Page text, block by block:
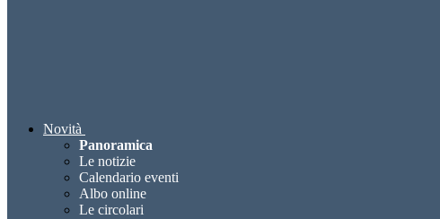
Novità
Panoramica
Le notizie
Calendario eventi
Albo online
Le circolari